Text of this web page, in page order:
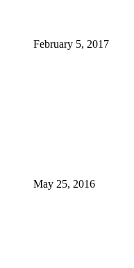
February 5, 2017
May 25, 2016